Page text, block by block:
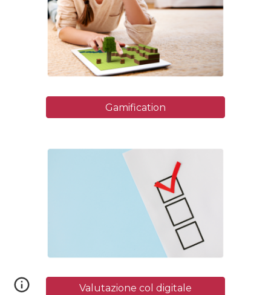
Gamification
Valutazione col digitale